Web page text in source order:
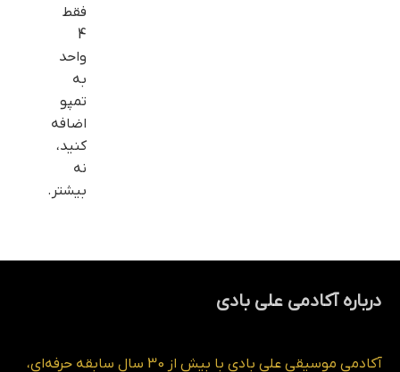
فقط
4
واحد
به
تمپو
اضافه
کنید،
نه
بیشتر.
درباره آکادمی علی بادی
آکادمی موسیقی علی بادی با بیش از 30 سال سابقه حرفه‌ای،